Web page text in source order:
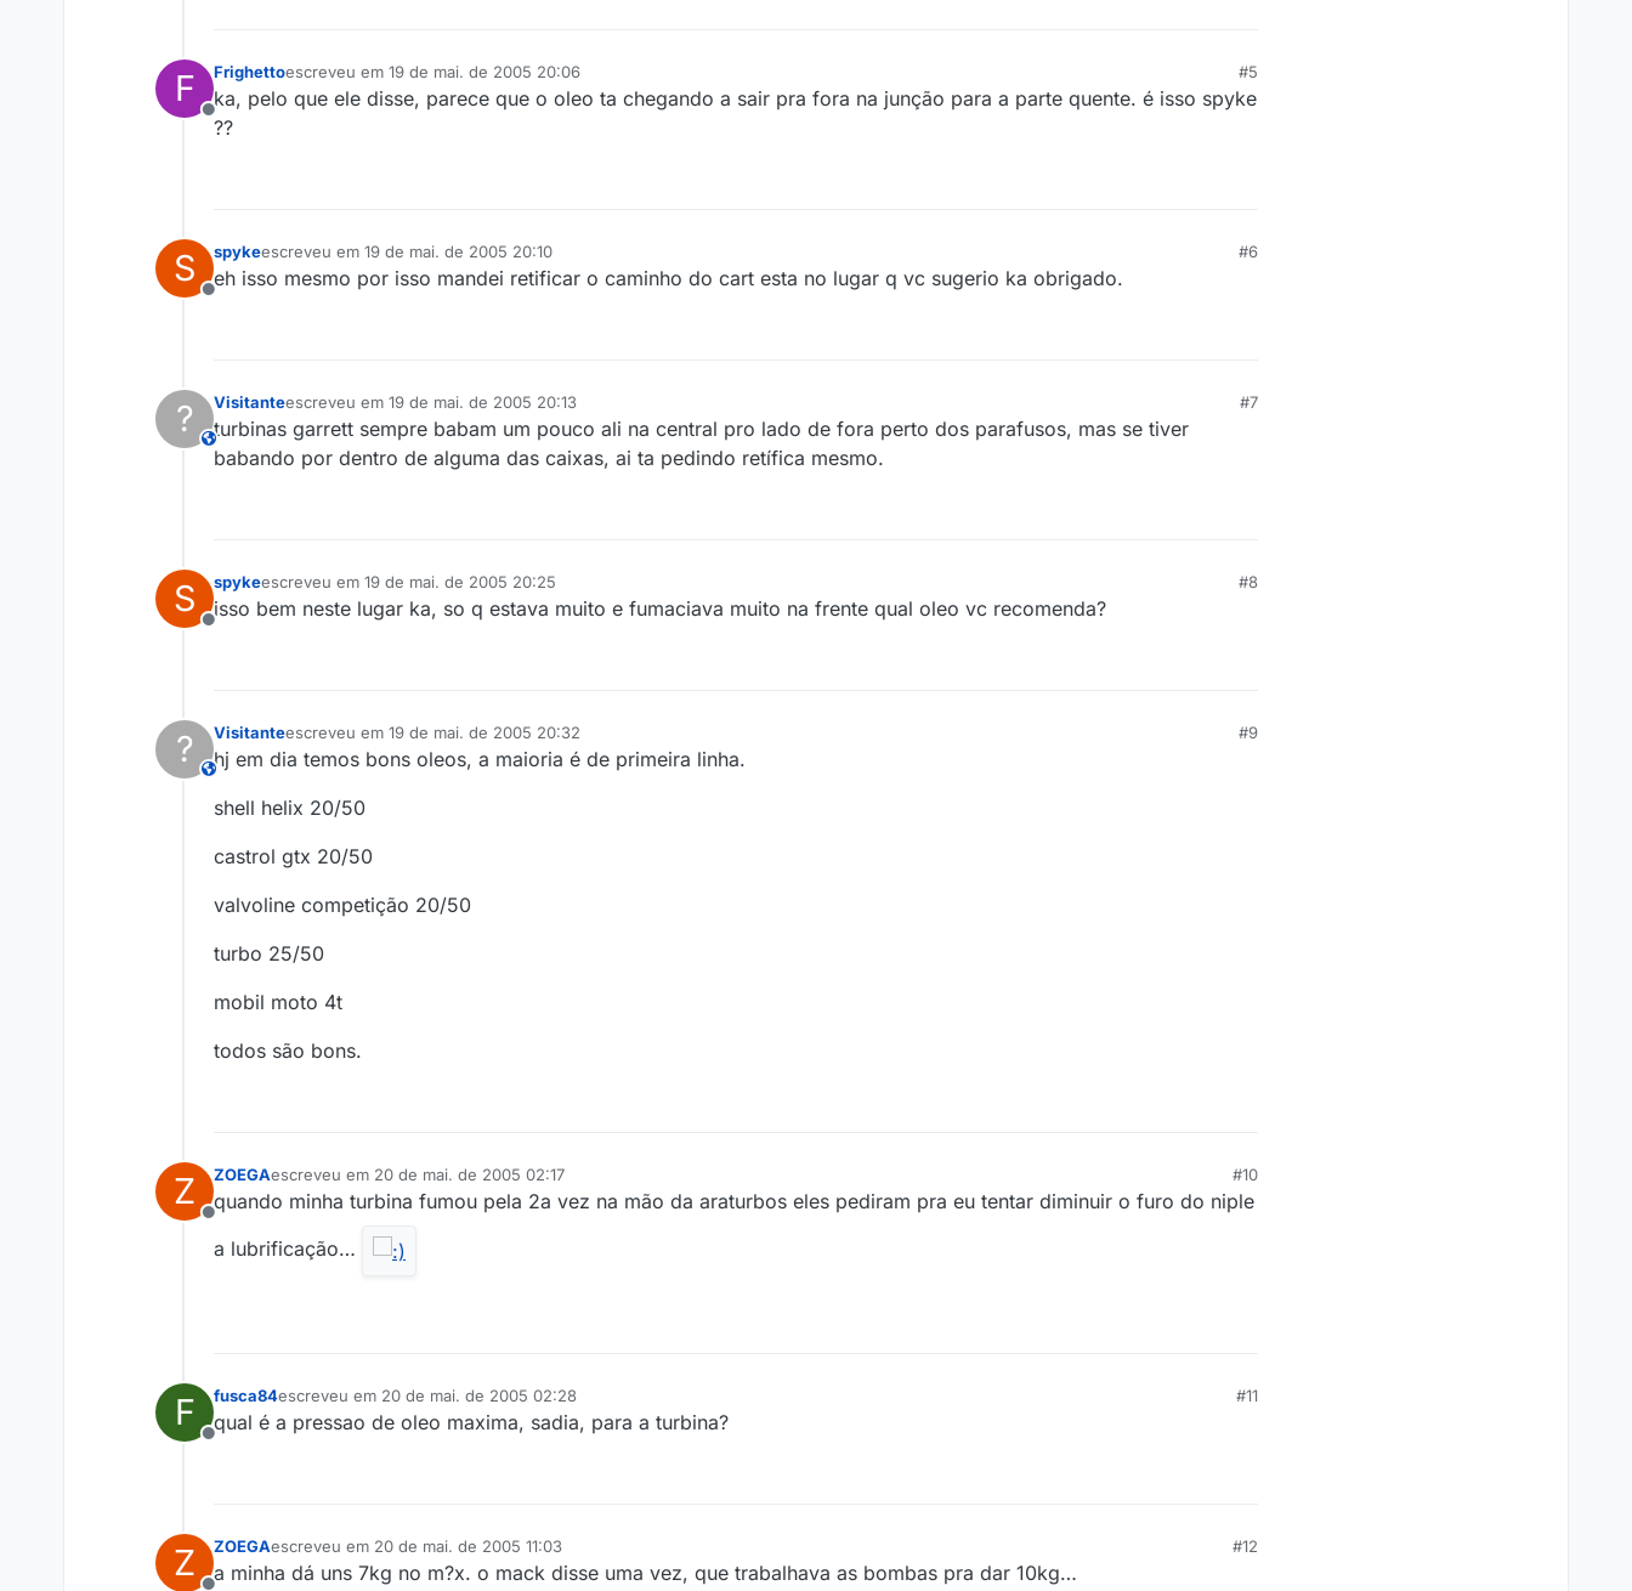
F
Offline
Frighettoescreveu em 19 de mai. de 2005 20:06
última edição por
#5
ka, pelo que ele disse, parece que o oleo ta chegando a sair pra fora na junção para a parte quente. é isso spyke
??
S
Offline
spykeescreveu em 19 de mai. de 2005 20:10
última edição por
#6
eh isso mesmo por isso mandei retificar o caminho do cart esta no lugar q vc sugerio ka obrigado.
? This user is from outside of this forum
Visitanteescreveu em 19 de mai. de 2005 20:13
última edição por
#7
turbinas garrett sempre babam um pouco ali na central pro lado de fora perto dos parafusos, mas se tiver
babando por dentro de alguma das caixas, ai ta pedindo retífica mesmo.
S
Offline
spykeescreveu em 19 de mai. de 2005 20:25
última edição por
#8
isso bem neste lugar ka, so q estava muito e fumaciava muito na frente qual oleo vc recomenda?
? This user is from outside of this forum
Visitanteescreveu em 19 de mai. de 2005 20:32
última edição por
#9
hj em dia temos bons oleos, a maioria é de primeira linha.
shell helix 20/50
castrol gtx 20/50
valvoline competição 20/50
turbo 25/50
mobil moto 4t
todos são bons.
Z
Offline
ZOEGAescreveu em 20 de mai. de 2005 02:17
última edição por
#10
quando minha turbina fumou pela 2a vez na mão da araturbos eles pediram pra eu tentar diminuir o furo do niple
a lubrificação…
F
Offline
fusca84escreveu em 20 de mai. de 2005 02:28
última edição por
#11
qual é a pressao de oleo maxima, sadia, para a turbina?
Z ZOEGAescreveu em 20 de mai. de 2005 11:03
última edição por
#12
a minha dá uns 7kg no m?x. o mack disse uma vez, que trabalhava as bombas pra dar 10kg…